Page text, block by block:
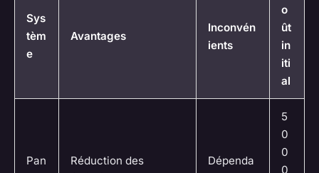
Sys
tèm
e
Avantages
Inconvén
ients
o
ût
in
iti
al
Pan
Réduction des
Dépenda
5
0
0
0